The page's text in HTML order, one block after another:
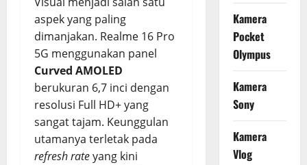
aspek yang paling
dimanjakan. Realme 16 Pro
5G menggunakan panel
Curved AMOLED
berukuran 6,7 inci dengan
resolusi Full HD+ yang
sangat tajam. Keunggulan
utamanya terletak pada
refresh rateyang kini
Kamera
Pocket
Olympus
Kamera
Sony
Kamera
Vlog